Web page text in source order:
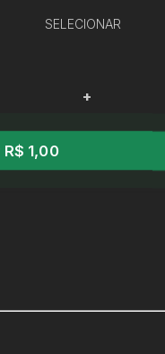
SELECIONAR
+
1,00